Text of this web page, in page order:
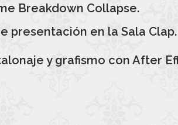
Breakdown Collapse.
presentación en la Sala Clap.
y grafismo con After